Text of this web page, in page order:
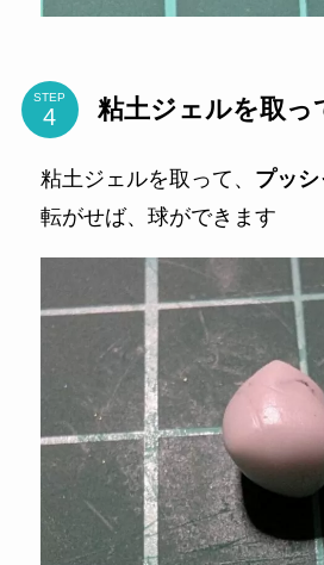
STEP 粘土ジェルを取っ
粘土ジェルを取って、 プッ
転がせば、球ができます